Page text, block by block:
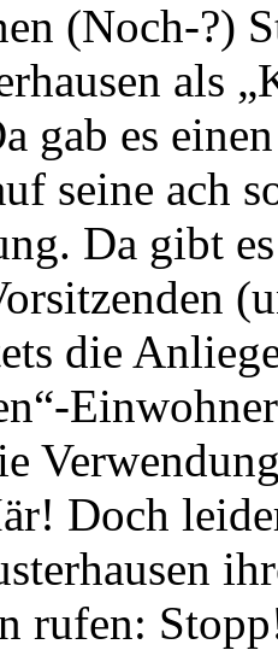
(Noch-?)
als
gab es
seine ach
Da gibt
die
Doch
rufen: